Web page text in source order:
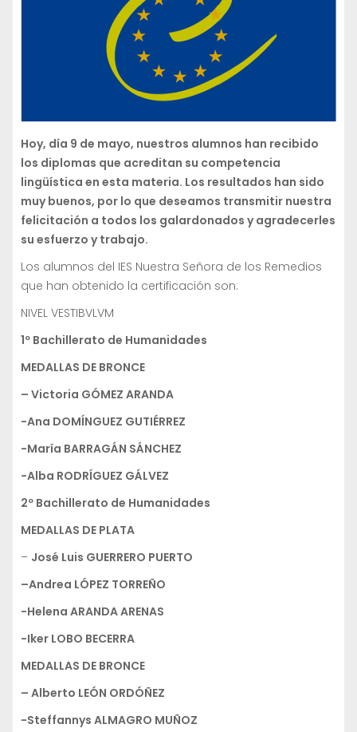
Hoy, día 9 de mayo, nuestros alumnos han recibido
los diplomas que acreditan su competencia
lingüística en esta materia. Los resultados han sido
muy buenos, por lo que deseamos transmitir nuestra
felicitación a todos los galardonados y agradecerles
su esfuerzo y trabajo.
Los alumnos del IES Nuestra Señora de los Remedios
que han obtenido la certificación son:
NIVEL VESTIBVLVM
1º Bachillerato de Humanidades
MEDALLAS DE BRONCE
– Victoria GÓMEZ ARANDA
-Ana DOMÍNGUEZ GUTIÉRREZ
-María BARRAGÁN SÁNCHEZ
-Alba RODRÍGUEZ GÁLVEZ
2º Bachillerato de Humanidades
MEDALLAS DE PLATA
– José Luis GUERRERO PUERTO
–Andrea LÓPEZ TORREÑO
-Helena ARANDA ARENAS
-Iker LOBO BECERRA
MEDALLAS DE BRONCE
– Alberto LEÓN ORDÓÑEZ
-Steffannys ALMAGRO MUÑOZ